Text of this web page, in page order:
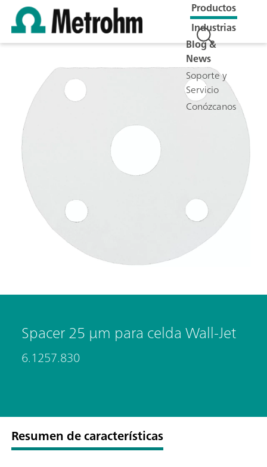
Productos
Industrias
Blog &
News
Soporte y
Servicio
Conózcanos
Spacer 25 µm para celda Wall-Jet
6.1257.830
Resumen de características